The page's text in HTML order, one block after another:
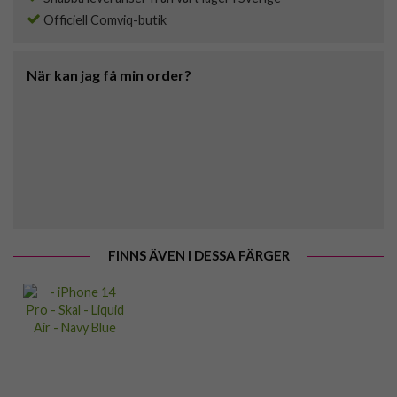
Officiell Comviq-butik
När kan jag få min order?
FINNS ÄVEN I DESSA FÄRGER